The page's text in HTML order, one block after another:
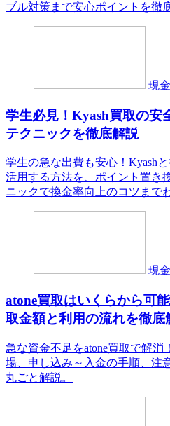
ブル対策まで安心ポイントを徹
現
学生必見！Kyash買取の安
テクニックを徹底解説
学生の急な出費も安心！Kyash
活用する方法を、ポイント置き
ニックで換金率向上のコツまで
現
atone買取はいくらから可
取金額と利用の流れを徹底
急な資金不足をatone買取で解
場、申し込み～入金の手順、注
丸ごと解説。